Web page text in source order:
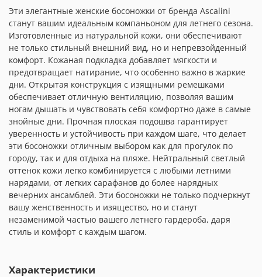
Эти элегантные женские босоножки от бренда Ascalini
станут вашим идеальным компаньоном для летнего сезона.
Изготовленные из натуральной кожи, они обеспечивают
не только стильный внешний вид, но и непревзойденный
комфорт. Кожаная подкладка добавляет мягкости и
предотвращает натирание, что особенно важно в жаркие
дни. Открытая конструкция с изящными ремешками
обеспечивает отличную вентиляцию, позволяя вашим
ногам дышать и чувствовать себя комфортно даже в самые
знойные дни. Прочная плоская подошва гарантирует
уверенность и устойчивость при каждом шаге, что делает
эти босоножки отличным выбором как для прогулок по
городу, так и для отдыха на пляже. Нейтральный светлый
оттенок кожи легко комбинируется с любыми летними
нарядами, от легких сарафанов до более нарядных
вечерних ансамблей. Эти босоножки не только подчеркнут
вашу женственность и изящество, но и станут
незаменимой частью вашего летнего гардероба, даря
стиль и комфорт с каждым шагом.
Характеристики